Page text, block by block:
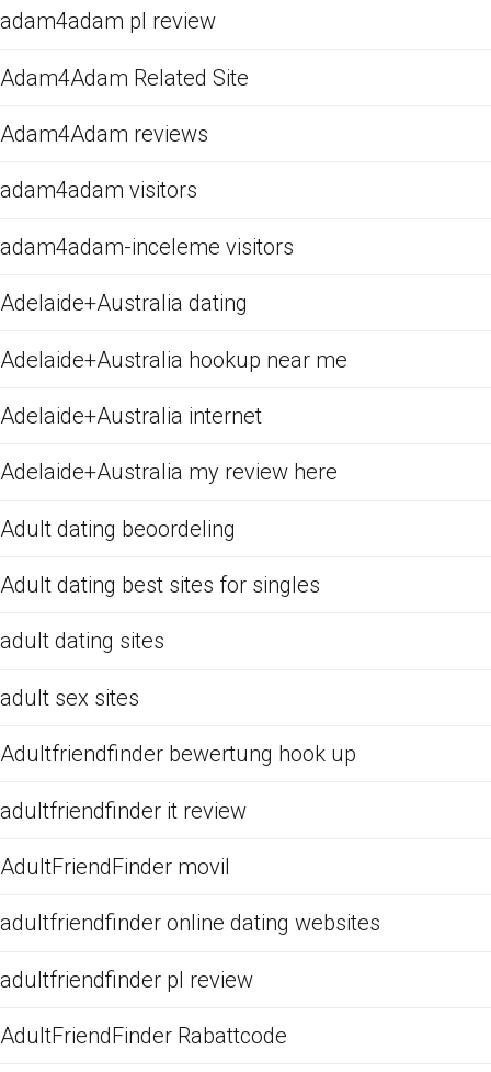
adam4adam pl review
Adam4Adam Related Site
Adam4Adam reviews
adam4adam visitors
adam4adam-inceleme visitors
Adelaide+Australia dating
Adelaide+Australia hookup near me
Adelaide+Australia internet
Adelaide+Australia my review here
Adult dating beoordeling
Adult dating best sites for singles
adult dating sites
adult sex sites
Adultfriendfinder bewertung hook up
adultfriendfinder it review
AdultFriendFinder movil
adultfriendfinder online dating websites
adultfriendfinder pl review
AdultFriendFinder Rabattcode